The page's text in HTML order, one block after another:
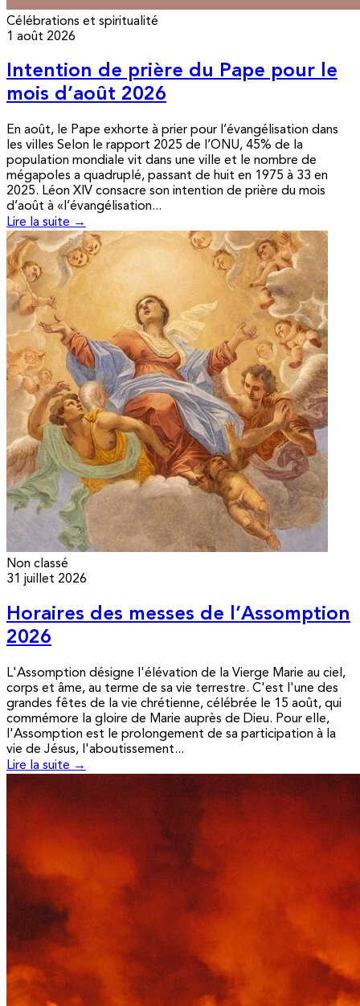
Célébrations et spiritualité
1 août 2026
Intention de prière du Pape pour le
mois d’août 2026
En août, le Pape exhorte à prier pour l’évangélisation dans
les villes Selon le rapport 2025 de l’ONU, 45% de la
population mondiale vit dans une ville et le nombre de
mégapoles a quadruplé, passant de huit en 1975 à 33 en
2025. Léon XIV consacre son intention de prière du mois
d’août à «l’évangélisation...
Lire la suite →
Non classé
31 juillet 2026
Horaires des messes de l’Assomption
2026
L'Assomption désigne l'élévation de la Vierge Marie au ciel,
corps et âme, au terme de sa vie terrestre. C'est l'une des
grandes fêtes de la vie chrétienne, célébrée le 15 août, qui
commémore la gloire de Marie auprès de Dieu. Pour elle,
l'Assomption est le prolongement de sa participation à la
vie de Jésus, l'aboutissement...
Lire la suite →